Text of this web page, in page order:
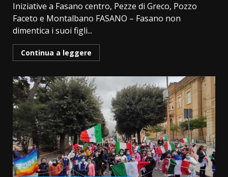
Iniziative a Fasano centro, Pezze di Greco, Pozzo
Faceto e Montalbano FASANO – Fasano non
dimentica i suoi figli...
Continua a leggere